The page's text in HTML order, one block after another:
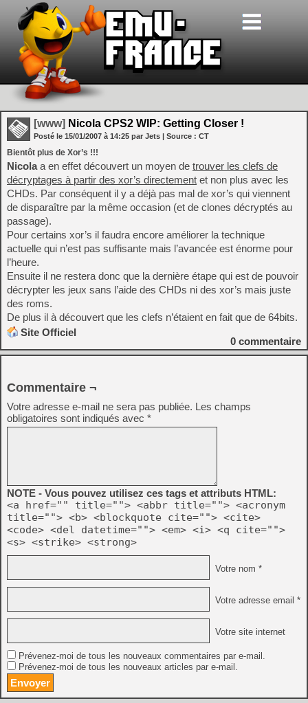
[www] Nicola CPS2 WIP: Getting Closer !
Posté le 15/01/2007 à 14:25 par Jets | Source : CT
Bientôt plus de Xor’s !!!
Nicolaa en effet découvert un moyen de trouver les clefs de
décryptages à partir des xor’s directement et non plus avec les
CHDs. Par conséquent il y a déjà pas mal de xor’s qui viennent
de disparaître par la même occasion (et de clones décryptés au
passage).
Pour certains xor’s il faudra encore améliorer la technique
actuelle qui n’est pas suffisante mais l’avancée est énorme pour
l’heure.
Ensuite il ne restera donc que la dernière étape qui est de pouvoir
décrypter les jeux sans l’aide des CHDs ni des xor’s mais juste
des roms.
De plus il à découvert que les clefs n’étaient en fait que de 64bits.
Site Officiel
0 commentaire
Commentaire ¬
Votre adresse e-mail ne sera pas publiée. Les champs
obligatoires sont indiqués avec *
NOTE - Vous pouvez utilisez ces tags et attributs HTML:
<a href="" title=""> <abbr title=""> <acronym
title=""> <b> <blockquote cite=""> <cite>
<code> <del datetime=""> <em> <i> <q cite="">
<s> <strike> <strong>
Votre nom *
Votre adresse email *
Votre site internet
Prévenez-moi de tous les nouveaux commentaires par e-mail.
Prévenez-moi de tous les nouveaux articles par e-mail.